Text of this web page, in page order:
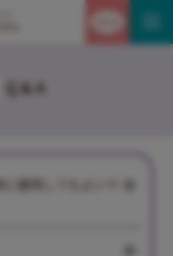
Q & A
服用してもよいで